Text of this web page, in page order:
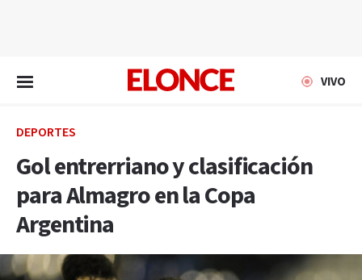
VIVO
DEPORTES
Gol entrerriano y clasificación
para Almagro en la Copa
Argentina